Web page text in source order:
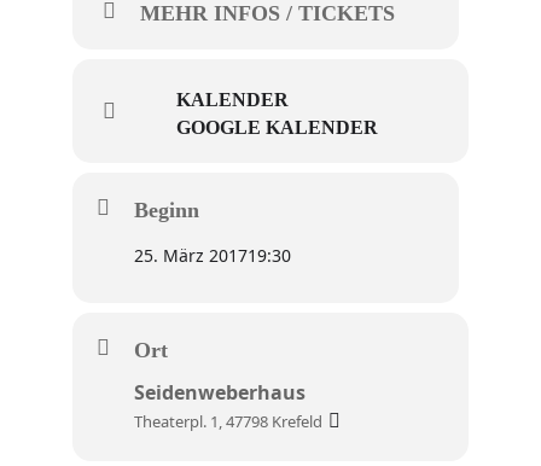
MEHR INFOS / TICKETS
KALENDER
GOOGLE KALENDER
Beginn
25. März 201719:30
Ort
Seidenweberhaus
Theaterpl. 1, 47798 Krefeld